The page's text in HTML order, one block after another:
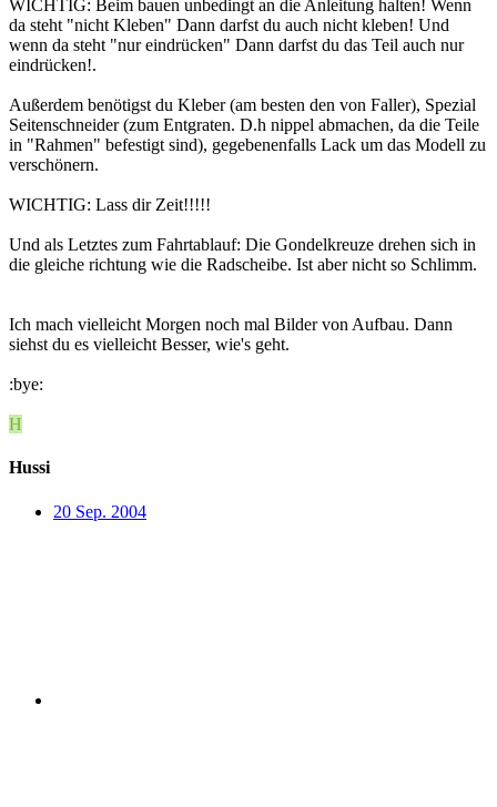
WICHTIG: Beim bauen unbedingt an die Anleitung halten! Wenn
da steht "nicht Kleben" Dann darfst du auch nicht kleben! Und
wenn da steht "nur eindrücken" Dann darfst du das Teil auch nur
eindrücken!.
Außerdem benötigst du Kleber (am besten den von Faller), Spezial
Seitenschneider (zum Entgraten. D.h nippel abmachen, da die Teile
in "Rahmen" befestigt sind), gegebenenfalls Lack um das Modell zu
verschönern.
WICHTIG: Lass dir Zeit!!!!!
Und als Letztes zum Fahrtablauf: Die Gondelkreuze drehen sich in
die gleiche richtung wie die Radscheibe. Ist aber nicht so Schlimm.
Ich mach vielleicht Morgen noch mal Bilder von Aufbau. Dann
siehst du es vielleicht Besser, wie's geht.
:bye:
H
Hussi
20 Sep. 2004